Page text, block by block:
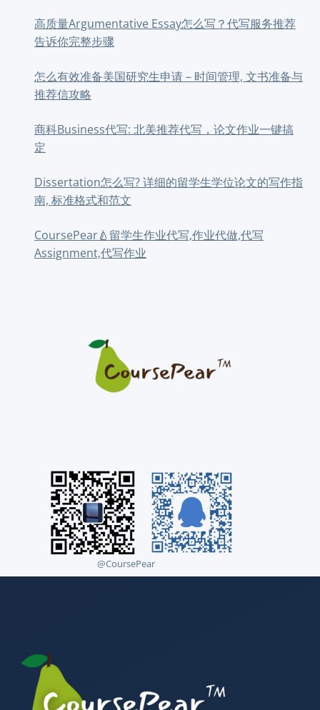
高质量Argumentative Essay怎么写？代写服务推荐
告诉你完整步骤
怎么有效准备美国研究生申请 – 时间管理, 文书准备与
推荐信攻略
商科Business代写: 北美推荐代写，论文作业一键搞
定
Dissertation怎么写? 详细的留学生学位论文的写作指
南, 标准格式和范文
CoursePear🍐留学生作业代写,作业代做,代写
Assignment,代写作业
@CoursePear